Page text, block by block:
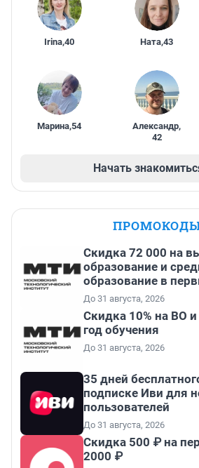
Irina,40 Ната,43
Марина,54 Александр,
42
Начать
Скидка 72 000 на
образование и
образование в
До 31 августа, 2026
Скидка 10% на ВО
год обучения
До 31 августа, 2026
35 дней
подписке Иви для
пользователей
До 31 августа, 2026
Скидка 500 ₽ на
2000 ₽